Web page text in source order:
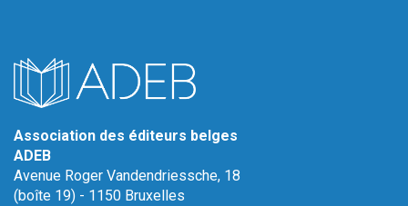
Association des éditeurs belges
ADEB
Avenue Roger Vandendriessche, 18
(boîte 19) - 1150 Bruxelles